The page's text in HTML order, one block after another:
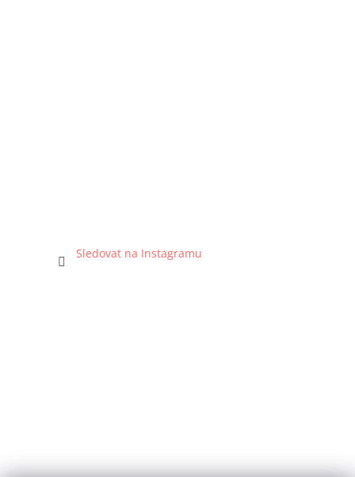
Sledovat na Instagramu